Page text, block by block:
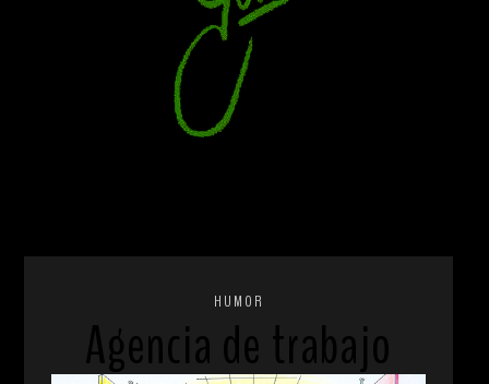
HUMOR
Agencia de trabajo